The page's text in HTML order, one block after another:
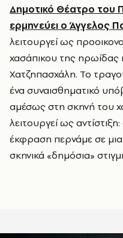
Δημοτικό Θέατρο του
ερμηνεύει ο Άγγελος
λειτουργεί ως
χασάπικου της ηρωίδας
Χατζηπασχάλη. Το
ένα συναισθηματικό
αμέσως στη σκηνή του
λειτουργεί ως
έκφραση περνάμε σε μια
σκηνικά «δημόσια»